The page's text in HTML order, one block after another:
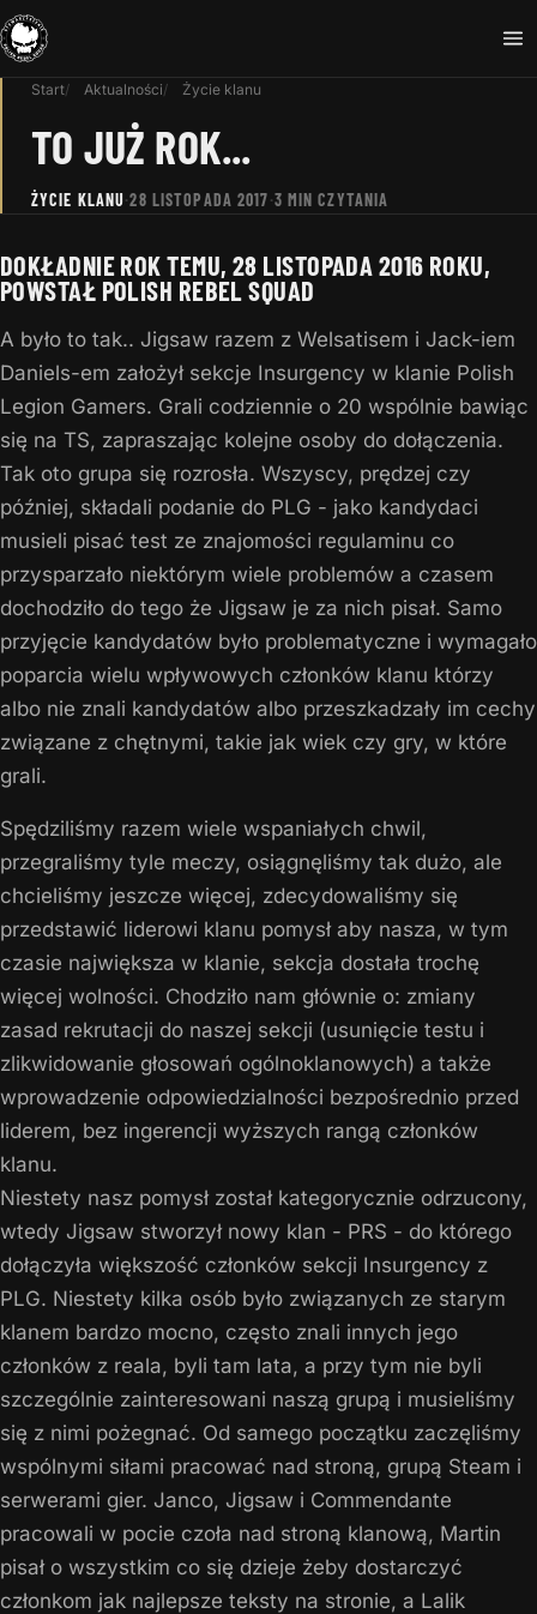
Start Aktualności Życie klanu
TO JUŻ ROK...
ŻYCIE KLANU·28 LISTOPADA 2017·3 MIN CZYTANIA
DOKŁADNIE ROK TEMU, 28 LISTOPADA 2016 ROKU,
POWSTAŁ POLISH REBEL SQUAD
A było to tak.. Jigsaw razem z Welsatisem i Jack-iem
Daniels-em założył sekcje Insurgency w klanie Polish
Legion Gamers. Grali codziennie o 20 wspólnie bawiąc
się na TS, zapraszając kolejne osoby do dołączenia.
Tak oto grupa się rozrosła. Wszyscy, prędzej czy
później, składali podanie do PLG - jako kandydaci
musieli pisać test ze znajomości regulaminu co
przysparzało niektórym wiele problemów a czasem
dochodziło do tego że Jigsaw je za nich pisał. Samo
przyjęcie kandydatów było problematyczne i wymagało
poparcia wielu wpływowych członków klanu którzy
albo nie znali kandydatów albo przeszkadzały im cechy
związane z chętnymi, takie jak wiek czy gry, w które
grali.
Spędziliśmy razem wiele wspaniałych chwil,
przegraliśmy tyle meczy, osiągnęliśmy tak dużo, ale
chcieliśmy jeszcze więcej, zdecydowaliśmy się
przedstawić liderowi klanu pomysł aby nasza, w tym
czasie największa w klanie, sekcja dostała trochę
więcej wolności. Chodziło nam głównie o: zmiany
zasad rekrutacji do naszej sekcji (usunięcie testu i
zlikwidowanie głosowań ogólnoklanowych) a także
wprowadzenie odpowiedzialności bezpośrednio przed
liderem, bez ingerencji wyższych rangą członków
klanu.
Niestety nasz pomysł został kategorycznie odrzucony,
wtedy Jigsaw stworzył nowy klan - PRS - do którego
dołączyła większość członków sekcji Insurgency z
PLG. Niestety kilka osób było związanych ze starym
klanem bardzo mocno, często znali innych jego
członków z reala, byli tam lata, a przy tym nie byli
szczególnie zainteresowani naszą grupą i musieliśmy
się z nimi pożegnać. Od samego początku zaczęliśmy
wspólnymi siłami pracować nad stroną, grupą Steam i
serwerami gier. Janco, Jigsaw i Commendante
pracowali w pocie czoła nad stroną klanową, Martin
pisał o wszystkim co się dzieje żeby dostarczyć
członkom jak najlepsze teksty na stronie, a Lalik